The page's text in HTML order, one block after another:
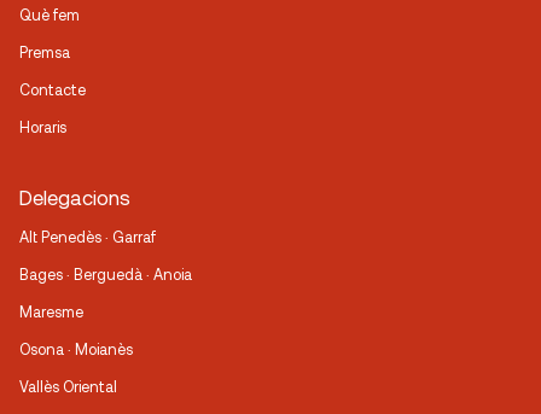
Què fem
Premsa
Contacte
Horaris
Delegacions
Alt Penedès · Garraf
Bages · Berguedà · Anoia
Maresme
Osona · Moianès
Vallès Oriental